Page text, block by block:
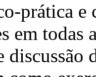
prática e
em todas